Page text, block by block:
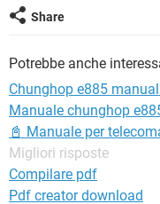
INSTAGRAM
INSTAGRAM
TIKTOK
Share
Potrebbe anche
Chunghop e885
Manuale chunghop
📓 Manuale per
Migliori risposte
Compilare pdf
Pdf creator download